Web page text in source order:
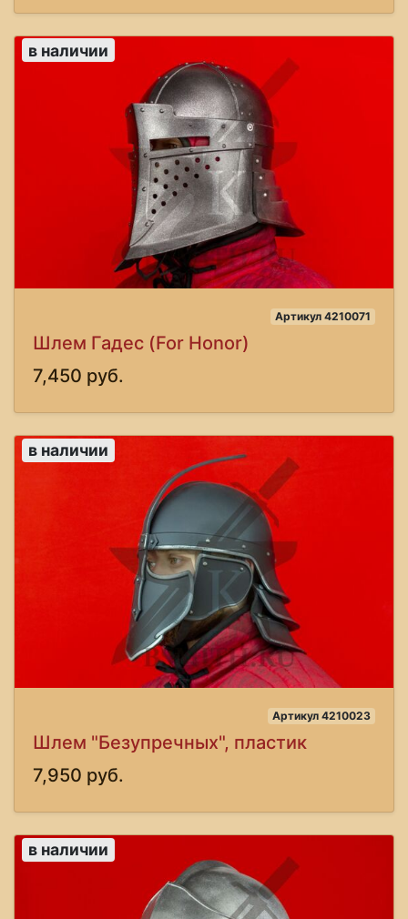
в наличии
Артикул 4210071
Шлем Гадес (For Honor)
7,450 руб.
в наличии
Артикул 4210023
Шлем "Безупречных", пластик
7,950 руб.
в наличии